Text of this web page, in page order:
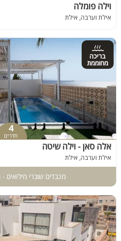
וילה פומלה
אילת וערבה, אילת
בריכה
מחוממת
4
חדרים
אלה סאן - וילה שיטה
אילת וערבה, אילת
מכבדים שוברי